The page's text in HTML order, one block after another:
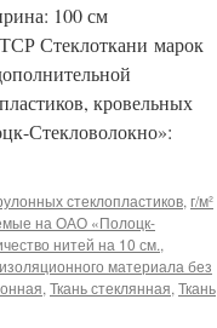
100 см
Стеклоткани марок
кровельных
Стекловолокно»:
стеклопластиков, г/м²
на ОАО «Полоцк-
нитей на 10 см.,
материала без
, Ткань стеклянная, Ткань